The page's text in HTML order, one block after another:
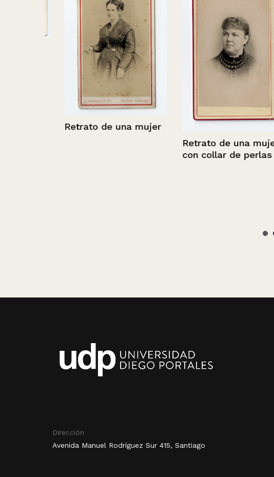
Retrato de una mujer
Retrato de una mujer
con collar de perlas
Dirección
Avenida Manuel Rodríguez Sur 415, Santiago